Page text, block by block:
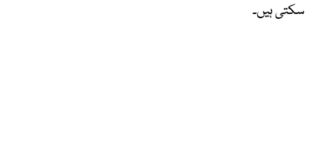
سکتی ہیں۔